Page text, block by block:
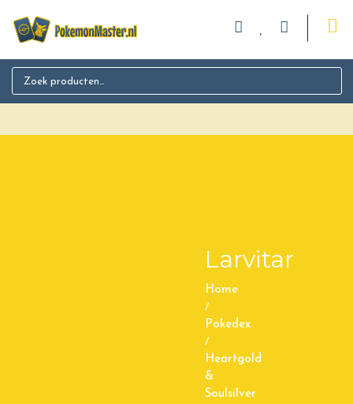
Search for:
Larvitar
Home
/
Pokedex
/
Heartgold
&
Soulsilver